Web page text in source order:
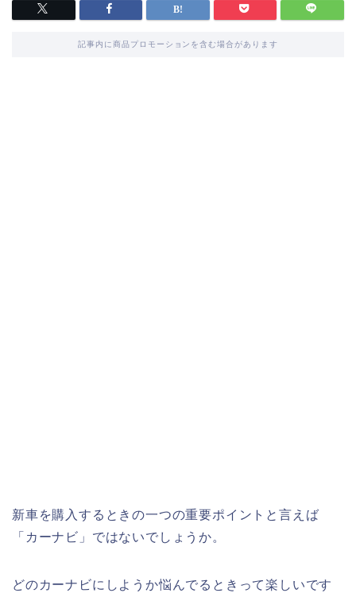
記事内に商品プロモーションを含む場合があります
新車を購入するときの一つの重要ポイントと言えば
「カーナビ」ではないでしょうか。
どのカーナビにしようか悩んでるときって楽しいです